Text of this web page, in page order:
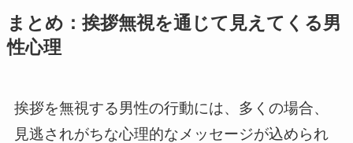
まとめ：挨拶無視を通じて見えてくる男
性心理
挨拶を無視する男性の行動には、多くの場合、
見逃されがちな心理的なメッセージが込められ